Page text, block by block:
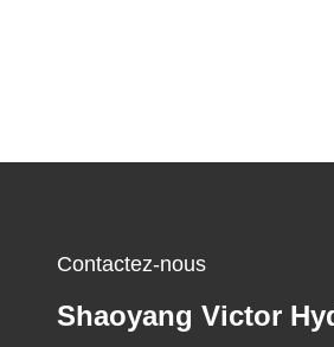
Contactez-nous
Shaoyang Victor